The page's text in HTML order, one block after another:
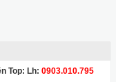
Top: Lh: 0903.010.795